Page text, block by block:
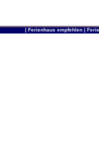
| Ferienhaus empfehlen|